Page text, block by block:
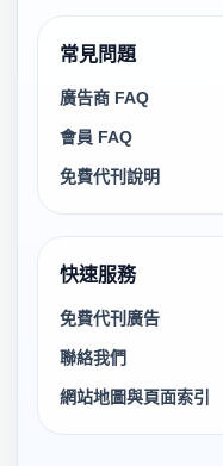
常見問題
廣告商 FAQ
會員 FAQ
免費代刊說明
快速服務
免費代刊廣告
聯絡我們
網站地圖與頁面索引